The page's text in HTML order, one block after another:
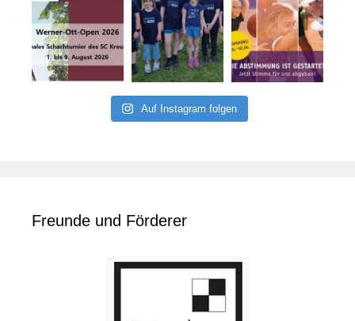
Auf Instagram folgen
Freunde und Förderer